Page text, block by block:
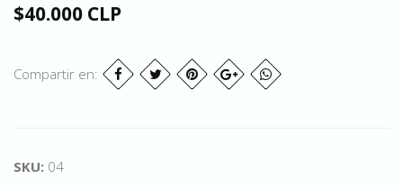
$40.000 CLP
Compartir en:
SKU: 04